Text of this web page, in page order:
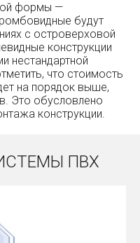
формы —
будут
с островерховой
конструкции
нестандартной
что стоимость
на порядок выше,
Это обусловлено
конструкции.
ПВХ